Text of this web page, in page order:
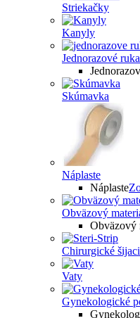
Striekačky
Kanyly
Jednorazové
Skúmavka
Náplaste
Náplaste
Obväzový
Obväzový
Chirurgické
Vaty
Gynekologické